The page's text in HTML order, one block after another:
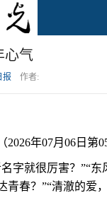
心气
报 作者:
年07月06日第05
就很厉害？”“东
青春？”“清澈的